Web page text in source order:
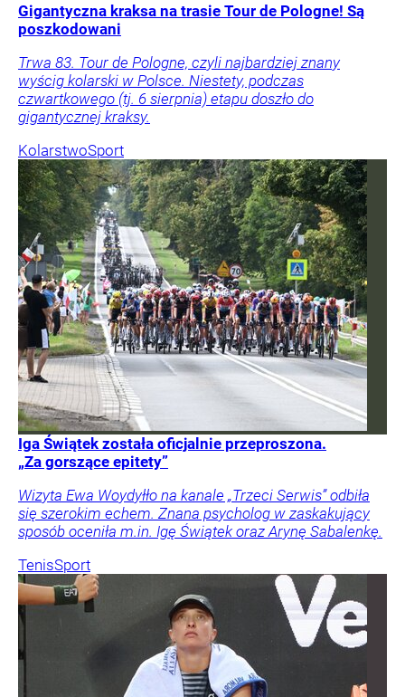
Gigantyczna kraksa na trasie Tour de Pologne! Są
poszkodowani
Trwa 83. Tour de Pologne, czyli najbardziej znany
wyścig kolarski w Polsce. Niestety, podczas
czwartkowego (tj. 6 sierpnia) etapu doszło do
gigantycznej kraksy.
KolarstwoSport
Iga Świątek została oficjalnie przeproszona.
„Za gorszące epitety”
Wizyta Ewa Woydyłło na kanale „Trzeci Serwis” odbiła
się szerokim echem. Znana psycholog w zaskakujący
sposób oceniła m.in. Igę Świątek oraz Arynę Sabalenkę.
TenisSport